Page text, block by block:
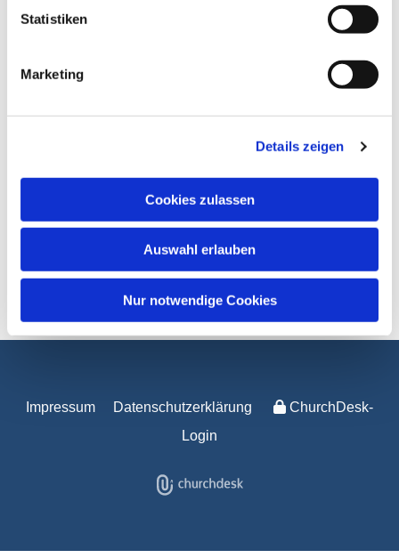
Statistiken
Marketing
Details zeigen
Cookies zulassen
Auswahl erlauben
Nur notwendige Cookies
https://cloud.nbr3.de/index.ph...
Impressum Datenschutzerklärung
ChurchDesk-
Login